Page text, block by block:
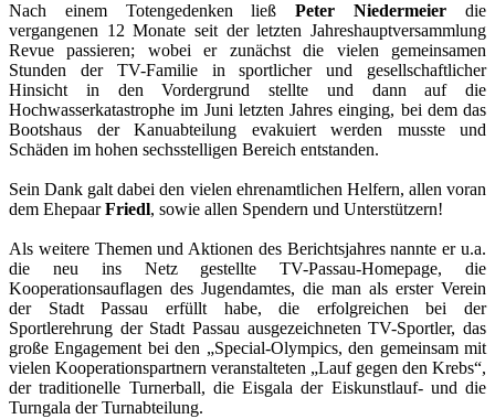
Nach einem Totengedenken ließPeter Niedermeier die
vergangenen 12 Monate seit der letzten Jahreshauptversammlung
Revue passieren; wobei er zunächst die vielen gemeinsamen
Stunden der TV-Familie in sportlicher und gesellschaftlicher
Hinsicht in den Vordergrund stellte und dann auf die
Hochwasserkatastrophe im Juni letzten Jahres einging, bei dem das
Bootshaus der Kanuabteilung evakuiert werden musste und
Schäden im hohen sechsstelligen Bereich entstanden.
Sein Dank galt dabei den vielen ehrenamtlichen Helfern, allen voran
dem EhepaarFriedl, sowie allen Spendern und Unterstützern!
Als weitere Themen und Aktionen des Berichtsjahres nannte er u.a.
die neu ins Netz gestellte TV-Passau-Homepage, die
Kooperationsauflagen des Jugendamtes, die man als erster Verein
der Stadt Passau erfüllt habe, die erfolgreichen bei der
Sportlerehrung der Stadt Passau ausgezeichneten TV-Sportler, das
große Engagement bei den „Special-Olympics, den gemeinsam mit
vielen Kooperationspartnern veranstalteten „Lauf gegen den Krebs“,
der traditionelle Turnerball, die Eisgala der Eiskunstlauf- und die
Turngala der Turnabteilung.